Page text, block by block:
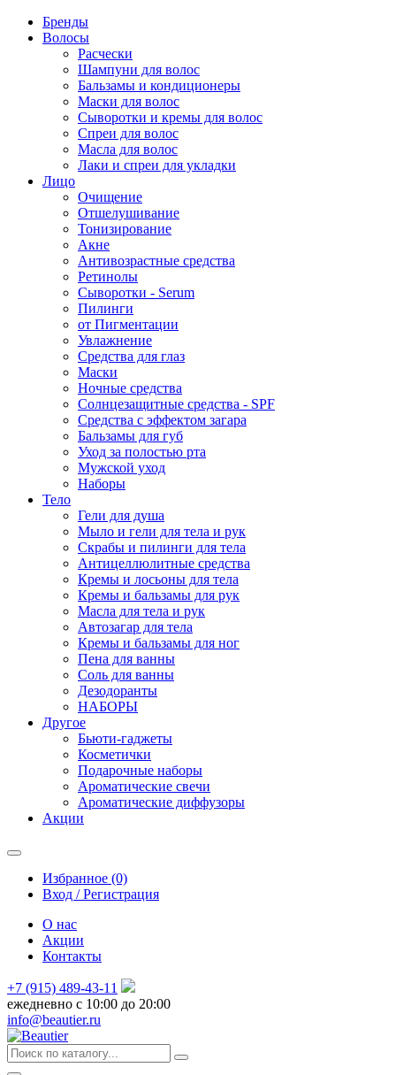
Бренды
Волосы
Расчески
Шампуни для волос
Бальзамы и кондиционеры
Маски для волос
Сыворотки и кремы для волос
Спреи для волос
Масла для волос
Лаки и спреи для укладки
Лицо
Очищение
Отшелушивание
Тонизирование
Акне
Антивозрастные средства
Ретинолы
Сыворотки - Serum
Пилинги
от Пигментации
Увлажнение
Средства для глаз
Маски
Ночные средства
Солнцезащитные средства - SPF
Средства c эффектом загара
Бальзамы для губ
Уход за полостью рта
Мужской уход
Наборы
Тело
Гели для душа
Мыло и гели для тела и рук
Скрабы и пилинги для тела
Антицеллюлитные средства
Кремы и лосьоны для тела
Кремы и бальзамы для рук
Масла для тела и рук
Автозагар для тела
Кремы и бальзамы для ног
Пена для ванны
Соль для ванны
Дезодоранты
НАБОРЫ
Другое
Бьюти-гаджеты
Косметички
Подарочные наборы
Ароматические свечи
Ароматические диффузоры
Акции
Избранное (0)
Вход / Регистрация
О нас
Акции
Контакты
+7 (915) 489-43-11
ежедневно с 10:00 до 20:00
info@beautier.ru